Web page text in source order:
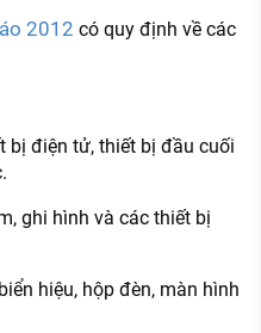
2012 có quy định về các
bị điện tử, thiết bị đầu cuối
ghi hình và các thiết bị
hiệu, hộp đèn, màn hình